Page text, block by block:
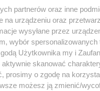
ostatnia szansa” i że
zmarł w swoim domu.
że jego śmierć została
partnerów oraz inne
na urządzeniu oraz
wysyłane przez
wybór
Użytkownika my i
skanować
prosimy o zgodę na
możesz ją zmienić/